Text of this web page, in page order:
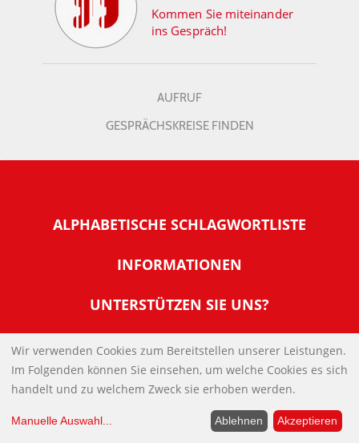
Kommen Sie miteinander
ins Gespräch!
AUFRUF
GESPRÄCHSKREISE FINDEN
ALPHABETISCHE SCHLAGWORTLISTE
INFORMATIONEN
Warum NachDenkSeiten
Tipps zur Nutzung der NachDenkSeiten
Banner und E-Mail-Signaturen
UNTERSTÜTZEN SIE UNS?
Der Förderverein: IQM
Allgemeine Spendeninformationen
Werden Sie Fördermitglied
Spenden Sie Online
SOCIALMEDIA
IMPRESSUM
DATENSCHUTZERKLÄRUNG
Wir verwenden Cookies zum Bereitstellen unserer Leistungen.
Im Folgenden können Sie einsehen, um welche Cookies es sich
handelt und zu welchem Zweck sie erhoben werden.
Manuelle Auswahl... Ablehnen Akzeptieren